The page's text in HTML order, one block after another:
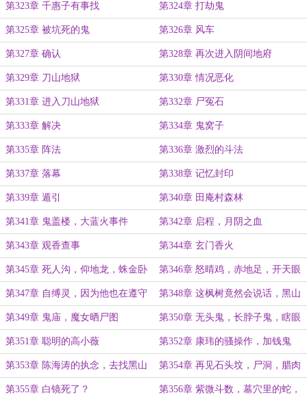
第323章 千惠子有事找 第324章 打劫鬼
第325章 被坑死的鬼 第326章 风车
第327章 确认 第328章 再次进入阴间地府
第329章 刀山地狱 第330章 情况恶化
第331章 进入刀山地狱 第332章 尸冤石
第333章 解决 第334章 鬼窝子
第335章 阵法 第336章 激烈的斗法
第337章 落幕 第338章 记忆封印
第339章 遁引 第340章 田庵村森林
第341章 鬼盖楼，大蓝火事件 第342章 启程，月阴之血
第343章 观香查事 第344章 玄门香火
第345章 死人沟，仰地龙，蛛金卧
水，局心煞
第346章 怒晴鸡，赤地足，开天眼
第347章 自缚灵，因为他也在遵守
约定啊
第348章 这枫树竟然会说话，黑山
老妖
第349章 鬼庙，魔女晒尸图 第350章 无头鬼，长脖子鬼，瞎眼
鬼
第351章 聪明的高小薇 第352章 康玮的骚操作，加钱鬼
第353章 陈海涛的执念，去找黑山
老妖
第354章 再见石头坟，尸洞，腊肉
一样的尸体。
第355章 白镜死了？ 第356章 紫微斗数，墓穴里的蛇，